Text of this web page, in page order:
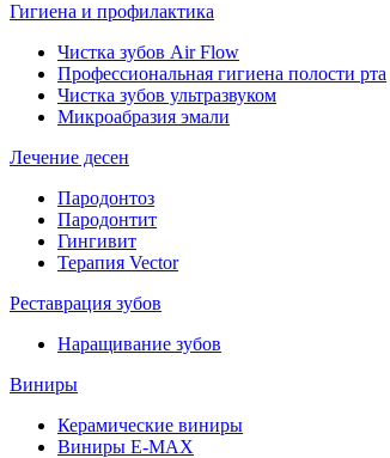
Гигиена и профилактика
Чистка зубов Air Flow
Профессиональная гигиена полости рта
Чистка зубов ультразвуком
Микроабразия эмали
Лечение десен
Пародонтоз
Пародонтит
Гингивит
Терапия Vector
Реставрация зубов
Наращивание зубов
Виниры
Керамические виниры
Виниры E-MAX